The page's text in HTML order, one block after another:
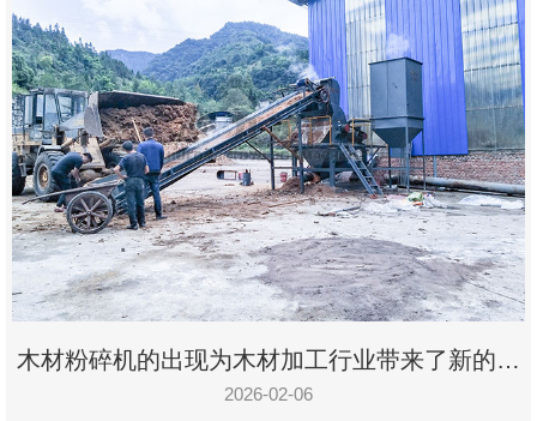
木材粉碎机的出现为木材加工行业带来了新的变
化
2026-02-06